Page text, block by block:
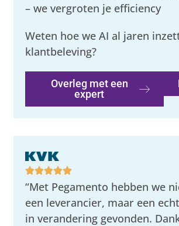
– we vergroten je efficiency
Weten hoe we AI al jaren
klantbeleving?
Overleg met een
expert
“Met Pegamento hebben we
een leverancier, maar een
in verandering gevonden.